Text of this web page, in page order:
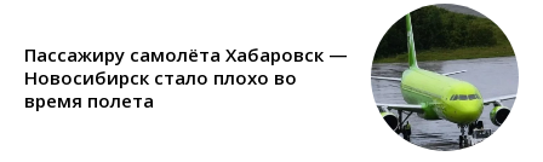
Пассажиру самолёта Хабаровск —
Новосибирск стало плохо во
время полета